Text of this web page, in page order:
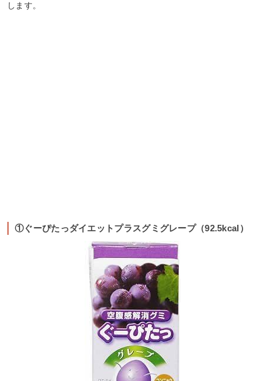
します。
①ぐーぴたっダイエットプラスグミグレープ（92.5kcal）